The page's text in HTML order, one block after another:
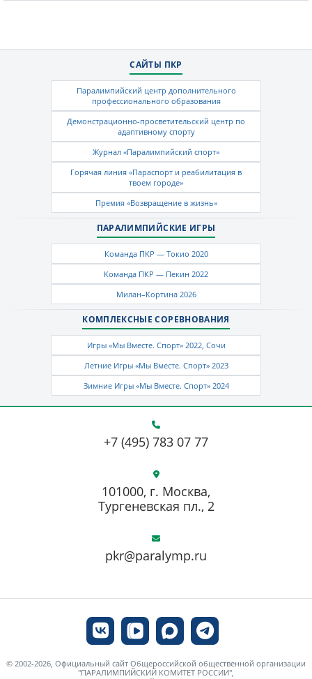
САЙТЫ ПКР
Паралимпийский центр дополнительного
профессионального образования
Демонстрационно-просветительский центр по
адаптивному спорту
Журнал «Паралимпийский спорт»
Горячая линия «Параспорт и реабилитация в
твоем городе»
Премия «Возвращение в жизнь»
ПАРАЛИМПИЙСКИЕ ИГРЫ
Команда ПКР — Токио 2020
Команда ПКР — Пекин 2022
Милан–Кортина 2026
КОМПЛЕКСНЫЕ СОРЕВНОВАНИЯ
Игры «Мы Вместе. Спорт» 2022, Сочи
Летние Игры «Мы Вместе. Спорт» 2023
Зимние Игры «Мы Вместе. Спорт» 2024
+7 (495) 783 07 77
pkr@paralymp.ru
101000, г. Москва,
Тургеневская пл., 2
© 2002-2026, Официальный сайт Общероссийской общественной организации
"ПАРАЛИМПИЙСКИЙ КОМИТЕТ РОССИИ",